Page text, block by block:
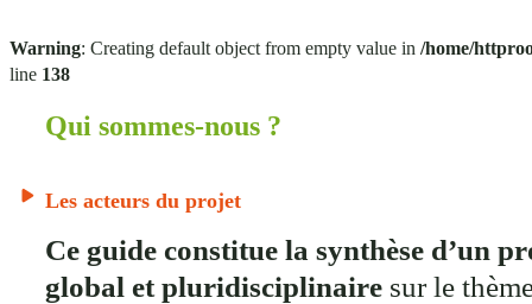
Warning: Creating default object from empty value in /home/
line 138
Qui sommes-nous ?
Les acteurs du projet
Ce guide constitue la synthèse d’un
global et pluridisciplinaire sur le